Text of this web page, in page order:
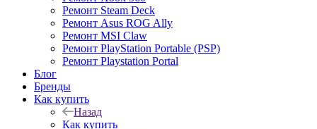
Ремонт Steam Deck
Ремонт Asus ROG Ally
Ремонт MSI Claw
Ремонт PlayStation Portable (PSP)
Ремонт Playstation Portal
Блог
Бренды
Как купить
Назад
Как купить